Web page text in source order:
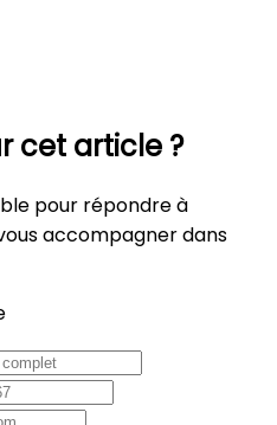
cet article ?
pour répondre à
accompagner dans